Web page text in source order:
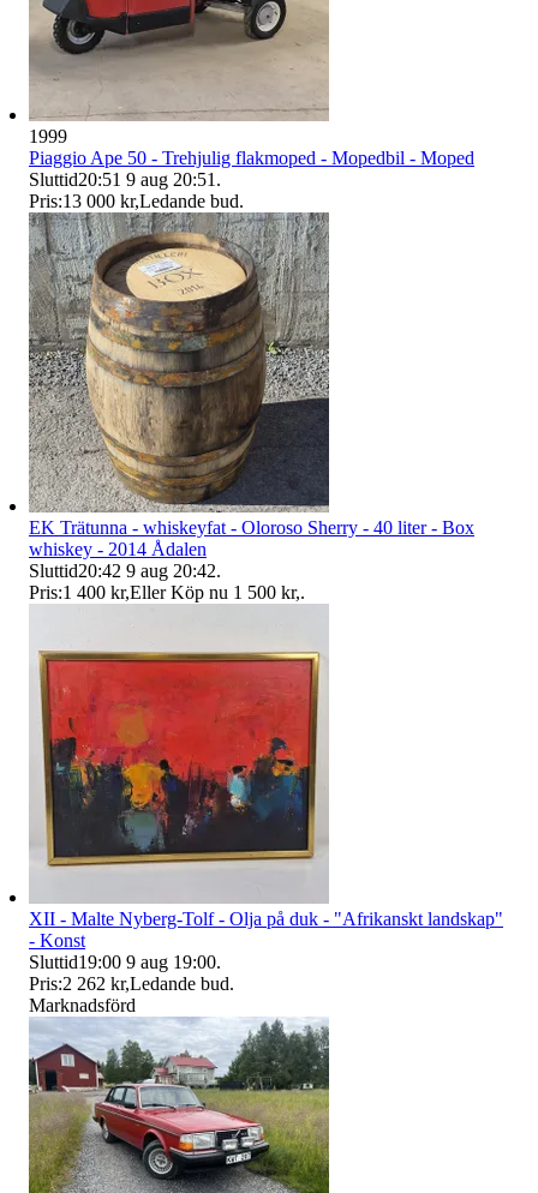
1999
Piaggio Ape 50 - Trehjulig flakmoped - Mopedbil - Moped
Sluttid20:51 9 aug 20:51 .
Pris:13 000 kr,Ledande bud.
EK Trätunna - whiskeyfat - Oloroso Sherry - 40 liter - Box
whiskey - 2014 Ådalen
Sluttid20:42 9 aug 20:42.
Pris:1 400 kr,Eller Köp nu 1 500 kr,.
XII - Malte Nyberg-Tolf - Olja på duk - "Afrikanskt landskap"
- Konst
Sluttid19:00 9 aug 19:00.
Pris:2 262 kr,Ledande bud.
Marknadsförd